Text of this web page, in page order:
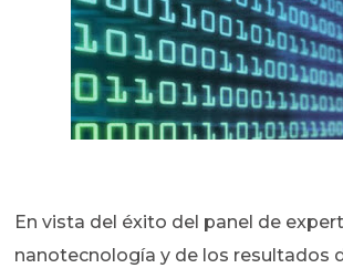
En vista del éxito del panel de
nanotecnología y de los resultados